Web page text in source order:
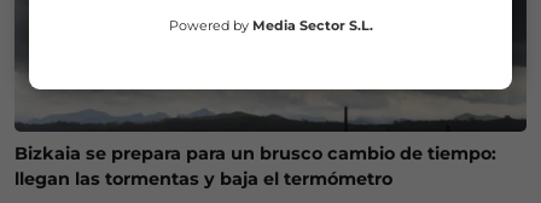
Bizkaia se prepara para un brusco cambio de tiempo:
llegan las tormentas y baja el termómetro
Powered by Media Sector S.L.